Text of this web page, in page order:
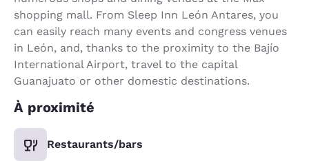
shopping mall. From Sleep Inn León Antares, you
can easily reach many events and congress venues
in León, and, thanks to the proximity to the Bajío
International Airport, travel to the capital
Guanajuato or other domestic destinations.
À proximité
Restaurants/bars